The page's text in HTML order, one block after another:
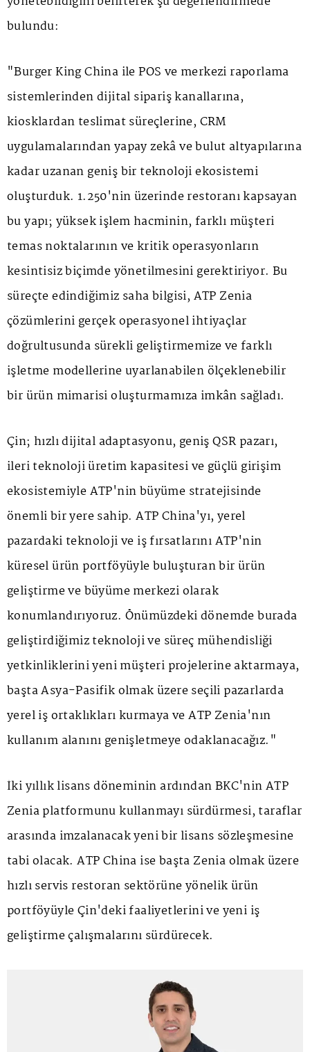
bulundu:
"Burger King China ile POS ve merkezi raporlama
sistemlerinden dijital sipariş kanallarına,
kiosklardan teslimat süreçlerine, CRM
uygulamalarından yapay zekâ ve bulut altyapılarına
kadar uzanan geniş bir teknoloji ekosistemi
oluşturduk. 1.250'nin üzerinde restoranı kapsayan
bu yapı; yüksek işlem hacminin, farklı müşteri
temas noktalarının ve kritik operasyonların
kesintisiz biçimde yönetilmesini gerektiriyor. Bu
süreçte edindiğimiz saha bilgisi, ATP Zenia
çözümlerini gerçek operasyonel ihtiyaçlar
doğrultusunda sürekli geliştirmemize ve farklı
işletme modellerine uyarlanabilen ölçeklenebilir
bir ürün mimarisi oluşturmamıza imkân sağladı.
Çin; hızlı dijital adaptasyonu, geniş QSR pazarı,
ileri teknoloji üretim kapasitesi ve güçlü girişim
ekosistemiyle ATP'nin büyüme stratejisinde
önemli bir yere sahip. ATP China'yı, yerel
pazardaki teknoloji ve iş fırsatlarını ATP'nin
küresel ürün portföyüyle buluşturan bir ürün
geliştirme ve büyüme merkezi olarak
konumlandırıyoruz. Önümüzdeki dönemde burada
geliştirdiğimiz teknoloji ve süreç mühendisliği
yetkinliklerini yeni müşteri projelerine aktarmaya,
başta Asya-Pasifik olmak üzere seçili pazarlarda
yerel iş ortaklıkları kurmaya ve ATP Zenia'nın
kullanım alanını genişletmeye odaklanacağız."
İki yıllık lisans döneminin ardından BKC'nin ATP
Zenia platformunu kullanmayı sürdürmesi, taraflar
arasında imzalanacak yeni bir lisans sözleşmesine
tabi olacak. ATP China ise başta Zenia olmak üzere
hızlı servis restoran sektörüne yönelik ürün
portföyüyle Çin'deki faaliyetlerini ve yeni iş
geliştirme çalışmalarını sürdürecek.